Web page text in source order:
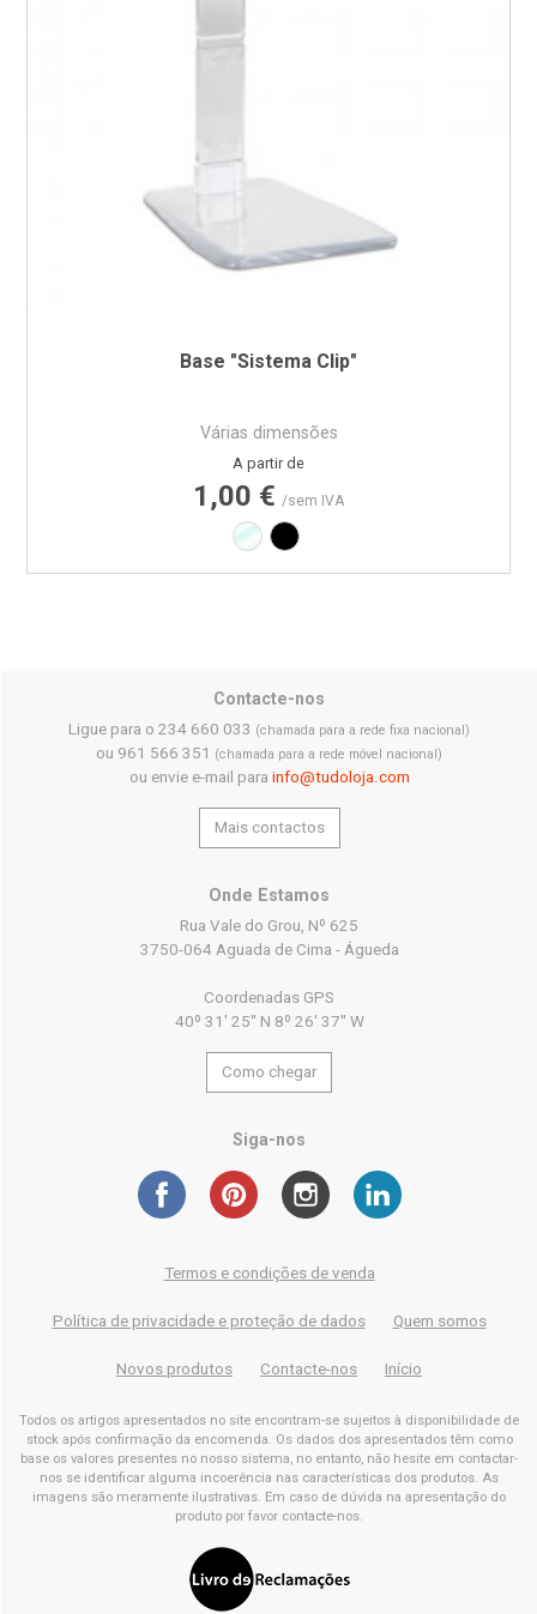
Base "Sistema Clip"
Várias dimensões
Preço
A partir de
1,00 € /sem IVA
Transparente
Preto
Contacte-nos
Ligue para o 234 660 033 (chamada para a rede fixa nacional)
ou 961 566 351 (chamada para a rede móvel nacional)
ou envie e-mail para info@tudoloja.com
Mais contactos
Onde Estamos
Rua Vale do Grou, Nº 625
3750-064 Aguada de Cima - Águeda
Coordenadas GPS
40º 31' 25'' N 8º 26' 37'' W
Como chegar
Siga-nos
Termos e condições de venda
Política de privacidade e proteção de dados Quem somos
Novos produtos Contacte-nos Início
Todos os artigos apresentados no site encontram-se sujeitos à disponibilidade de
stock após confirmação da encomenda. Os dados dos apresentados têm como
base os valores presentes no nosso sistema, no entanto, não hesite em contactar-
nos se identificar alguma incoerência nas características dos produtos. As
imagens são meramente ilustrativas. Em caso de dúvida na apresentação do
produto por favor contacte-nos.